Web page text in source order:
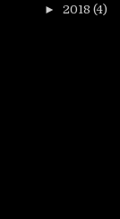
► 2018 (4)